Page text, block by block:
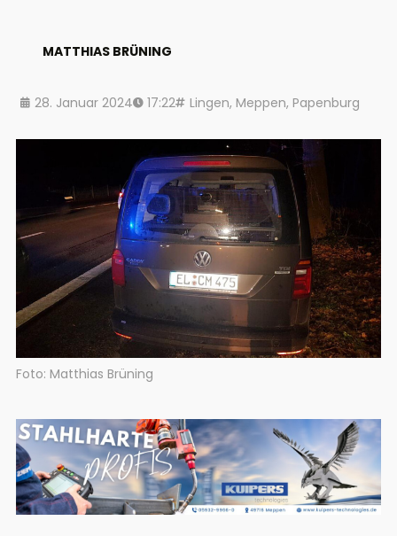
MATTHIAS BRÜNING
28. Januar 2024 17:22 Lingen, Meppen, Papenburg
Foto: Matthias Brüning